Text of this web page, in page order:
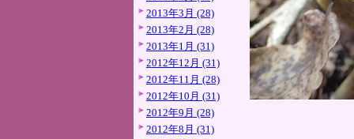
2013年3月 (28)
2013年2月 (28)
2013年1月 (31)
2012年12月 (31)
2012年11月 (28)
2012年10月 (31)
2012年9月 (28)
2012年8月 (31)